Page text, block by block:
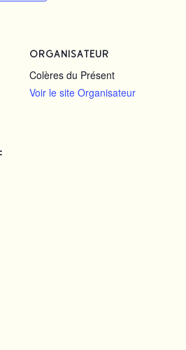
ORGANISATEUR
Colères du Présent
Voir le site Organisateur